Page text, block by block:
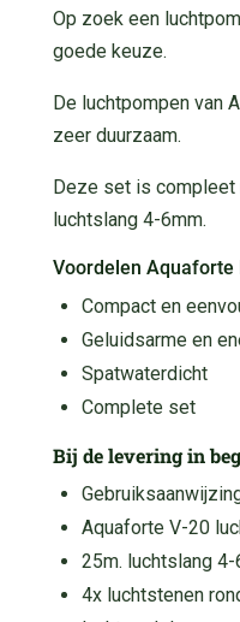
Op zoek een
goede keuze.
De luchtpompen van
zeer duurzaam.
Deze set is compleet
luchtslang 4-6mm.
Voordelen Aquaforte
Compact en
Geluidsarme en
Spatwaterdicht
Complete set
Bij de levering in
Aquaforte V-20
25m. luchtslang 4-
4x luchtstenen